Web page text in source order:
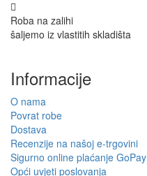
Roba na zalihi
šaljemo iz vlastitih skladišta
Informacije
O nama
Povrat robe
Dostava
Recenzije na našoj e-trgovini
Sigurno online plaćanje GoPay
Opći uvjeti poslovanja